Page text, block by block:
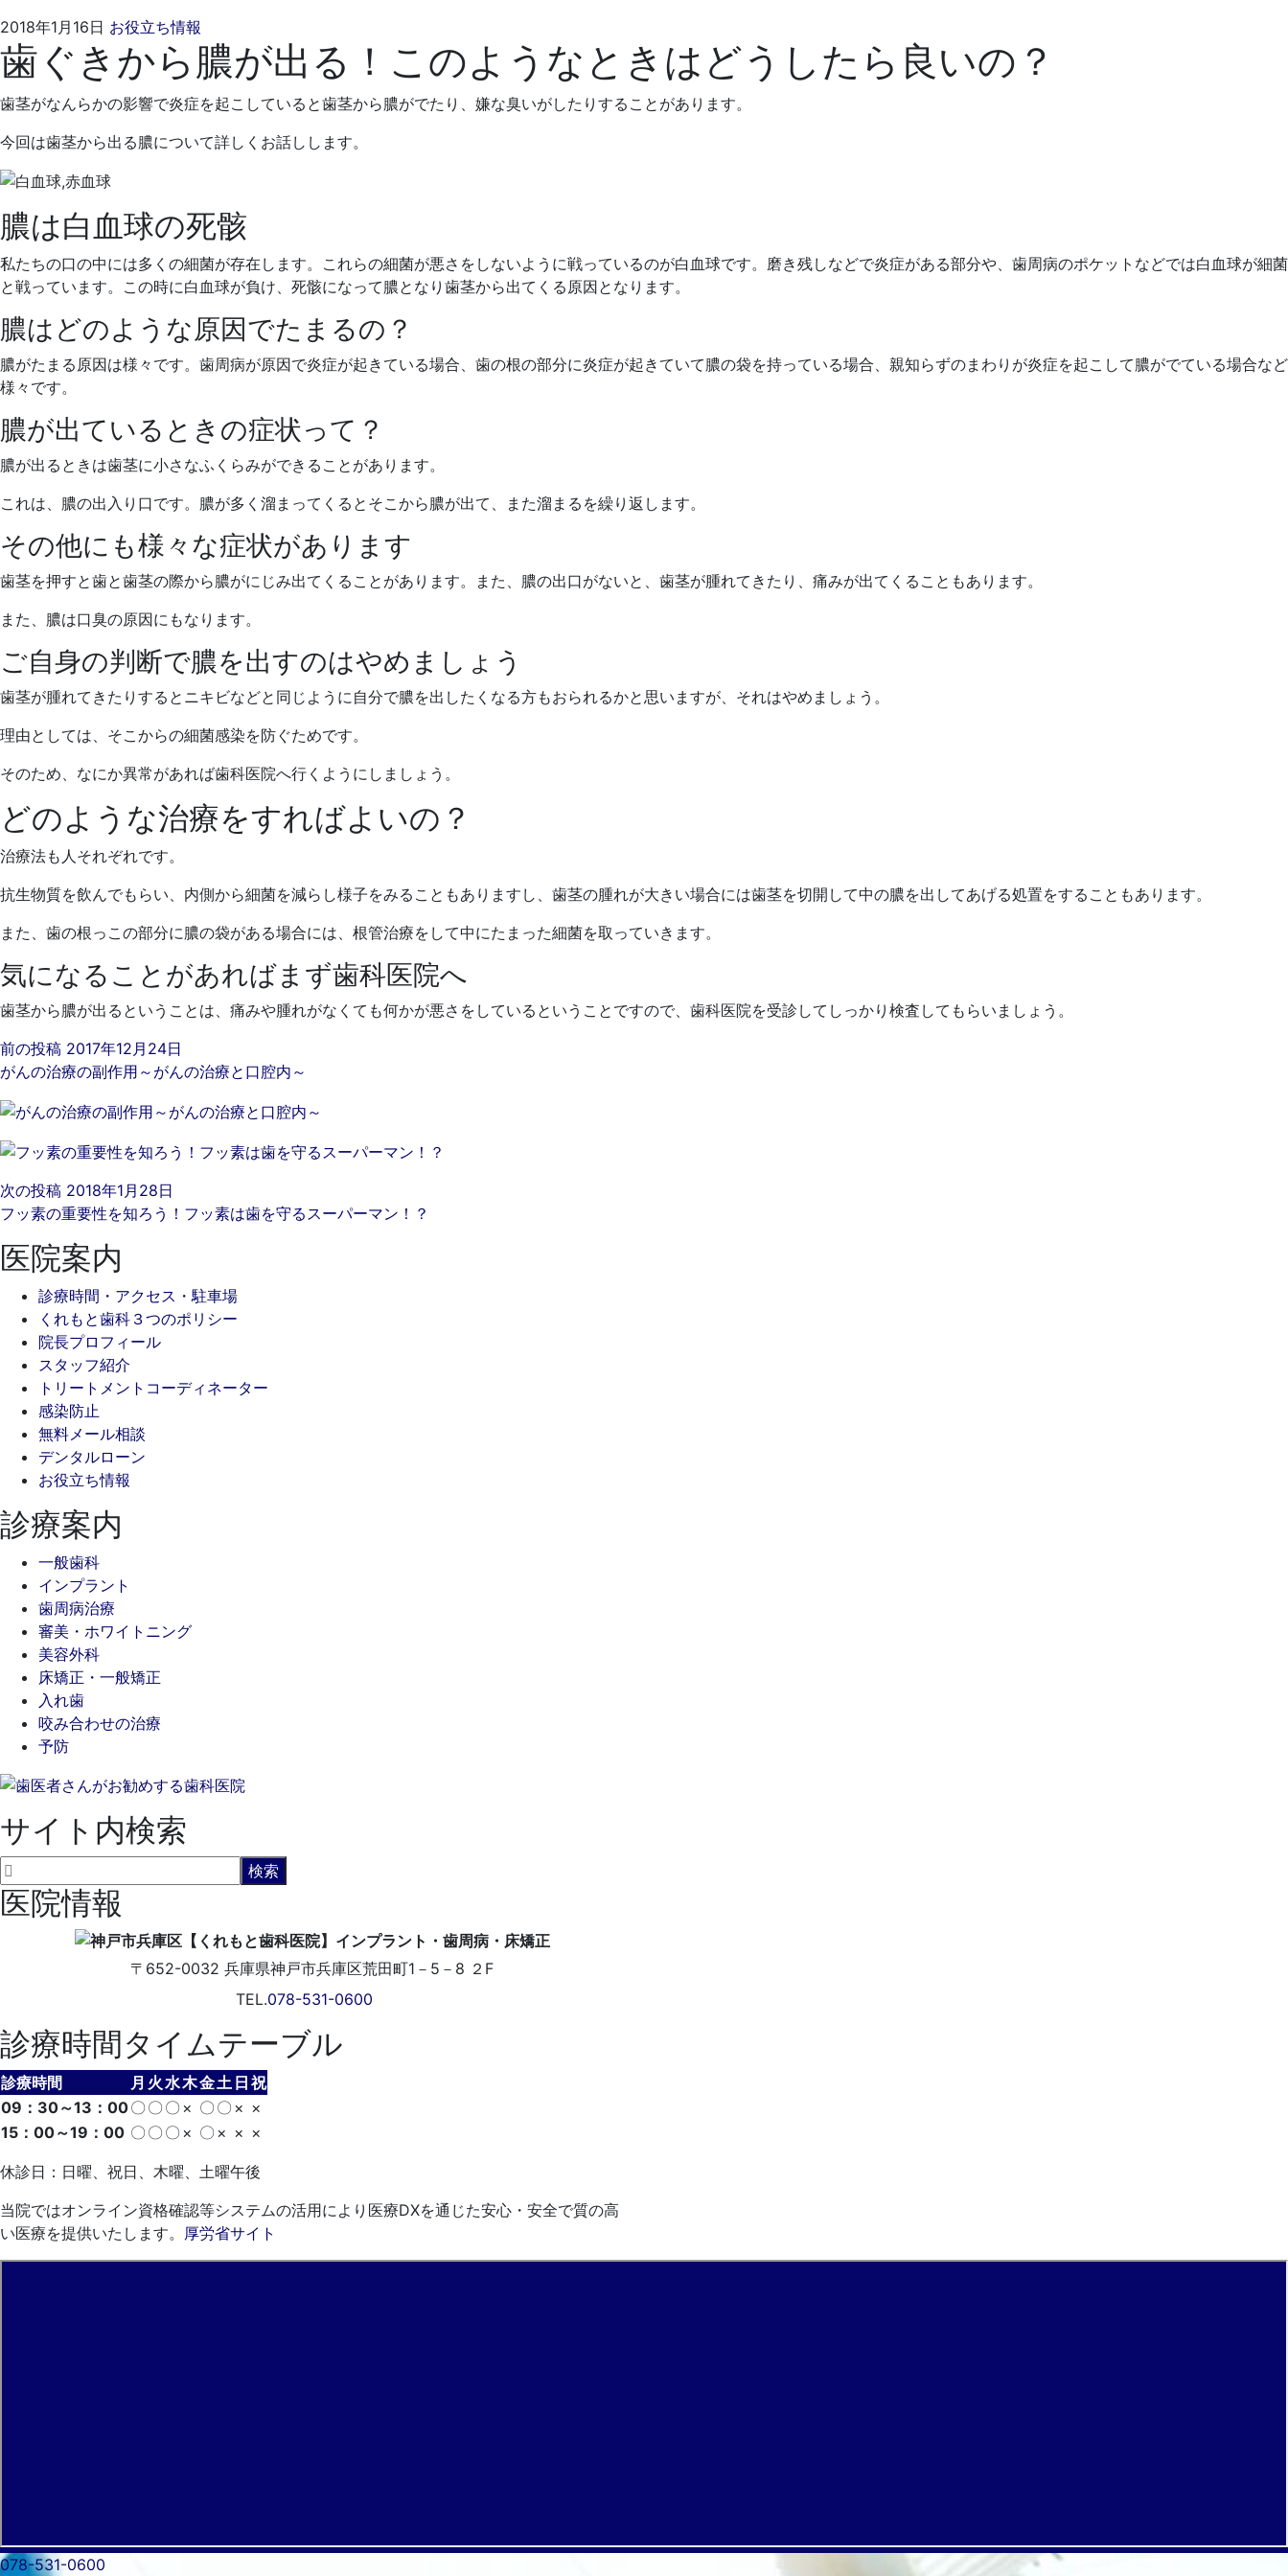
2018年1月16日 お役立ち情報
年
4
月
19
日
れ
も
と
歯
科
歯ぐきから膿が出る！このようなときはどうしたら良いの？
歯茎がなんらかの影響で炎症を起こしていると歯茎から膿がでたり、嫌な臭いがしたりすることがあります。
今回は歯茎から出る膿について詳しくお話しします。
膿は白血球の死骸
私たちの口の中には多くの細菌が存在します。これらの細菌が悪さをしないように戦っているのが白血球です。磨き残しなどで炎症がある部分や、歯周病のポケットなどでは白血球が細菌
と戦っています。この時に白血球が負け、死骸になって膿となり歯茎から出てくる原因となります。
膿はどのような原因でたまるの？
膿がたまる原因は様々です。歯周病が原因で炎症が起きている場合、歯の根の部分に炎症が起きていて膿の袋を持っている場合、親知らずのまわりが炎症を起こして膿がでている場合など
様々です。
膿が出ているときの症状って？
膿が出るときは歯茎に小さなふくらみができることがあります。
これは、膿の出入り口です。膿が多く溜まってくるとそこから膿が出て、また溜まるを繰り返します。
その他にも様々な症状があります
歯茎を押すと歯と歯茎の際から膿がにじみ出てくることがあります。また、膿の出口がないと、歯茎が腫れてきたり、痛みが出てくることもあります。
また、膿は口臭の原因にもなります。
ご自身の判断で膿を出すのはやめましょう
歯茎が腫れてきたりするとニキビなどと同じように自分で膿を出したくなる方もおられるかと思いますが、それはやめましょう。
理由としては、そこからの細菌感染を防ぐためです。
そのため、なにか異常があれば歯科医院へ行くようにしましょう。
どのような治療をすればよいの？
治療法も人それぞれです。
抗生物質を飲んでもらい、内側から細菌を減らし様子をみることもありますし、歯茎の腫れが大きい場合には歯茎を切開して中の膿を出してあげる処置をすることもあります。
また、歯の根っこの部分に膿の袋がある場合には、根管治療をして中にたまった細菌を取っていきます。
気になることがあればまず歯科医院へ
歯茎から膿が出るということは、痛みや腫れがなくても何かが悪さをしているということですので、歯科医院を受診してしっかり検査してもらいましょう。
前の投稿 2017年12月24日
がんの治療の副作用～がんの治療と口腔内～
次の投稿 2018年1月28日
フッ素の重要性を知ろう！フッ素は歯を守るスーパーマン！？
医院案内
診療時間・アクセス・駐車場
くれもと歯科３つのポリシー
院長プロフィール
スタッフ紹介
トリートメントコーディネーター
感染防止
無料メール相談
デンタルローン
お役立ち情報
診療案内
一般歯科
インプラント
歯周病治療
審美・ホワイトニング
美容外科
床矯正・一般矯正
入れ歯
咬み合わせの治療
予防
サイト内検索
医院情報
〒652-0032兵庫県神戸市兵庫区荒田町1－5－8 ２F
TEL.078-531-0600
診療時間タイムテーブル
診療時間 月 火水木金土 日 祝
09：30～13：00〇 〇 〇 × 〇 〇 × ×
15：00～19：00 〇 〇 〇 × 〇 × × ×
休診日：日曜、祝日、木曜、土曜午後
当院ではオンライン資格確認等システムの活用により医療DXを通じた安心・安全で質の高
い医療を提供いたします。 厚労省サイト
078-531-0600